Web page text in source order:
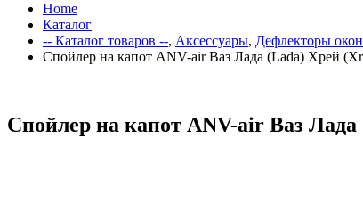
Home
Каталог
-- Каталог товаров --, Аксессуары, Дефлекторы
Спойлер на капот ANV-air Ваз Лада (Lada) Хрей
Спойлер на капот ANV-air Ваз